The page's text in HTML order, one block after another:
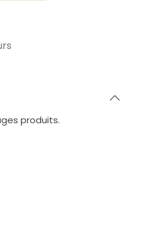
produits.